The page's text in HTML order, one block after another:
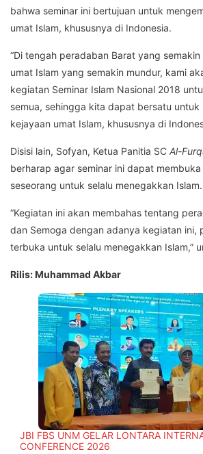
bahwa seminar ini bertujuan untuk
umat Islam, khususnya di Indonesia.
“Di tengah peradaban Barat yang
umat Islam yang semakin mundur, kami
kegiatan Seminar Islam Nasional 2018
semua, sehingga kita dapat bersatu untuk
kejayaan umat Islam, khususnya di
Disisi lain, Sofyan, Ketua Panitia SC Al-
berharap agar seminar ini dapat
seseorang untuk selalu menegakkan Islam.
“Kegiatan ini akan membahas tentang
dan Semoga dengan adanya kegiatan ini,
terbuka untuk selalu menegakkan Islam,”
Rilis: Muhammad Akbar
JBI FBS UNM GELAR LONTARA
CONFERENCE 2026